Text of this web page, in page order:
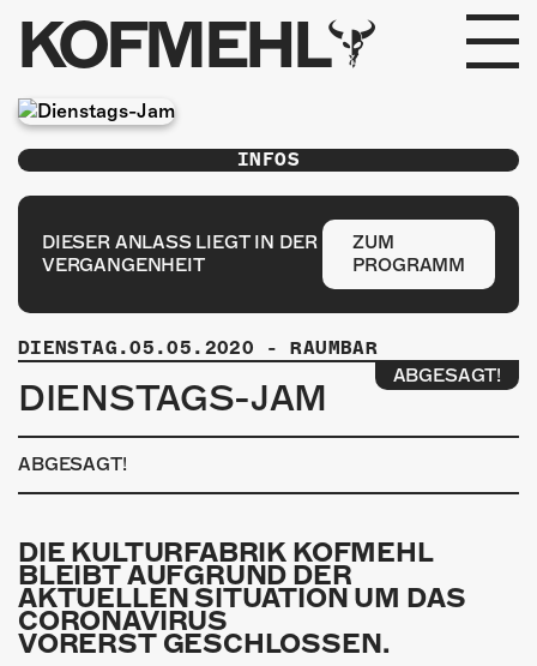
KOFMEHL
PROGRAMM
FABRIKGEFLÜSTER
GALERIE
FOTOGALERIE
PHOTOMAT
INFOS
KONTAKT
ÜBER UNS
GÖNNEREI
INFOS
DIESER ANLASS LIEGT IN DER
VERGANGENHEIT
ZUM
PROGRAMM
DIENSTAG.05.05.2020 - RAUMBAR
DIENSTAGS-JAM ABGESAGT!
ABGESAGT!
DIE KULTURFABRIK KOFMEHL
BLEIBT AUFGRUND DER
AKTUELLEN SITUATION UM DAS
CORONAVIRUS
VORERST GESCHLOSSEN.